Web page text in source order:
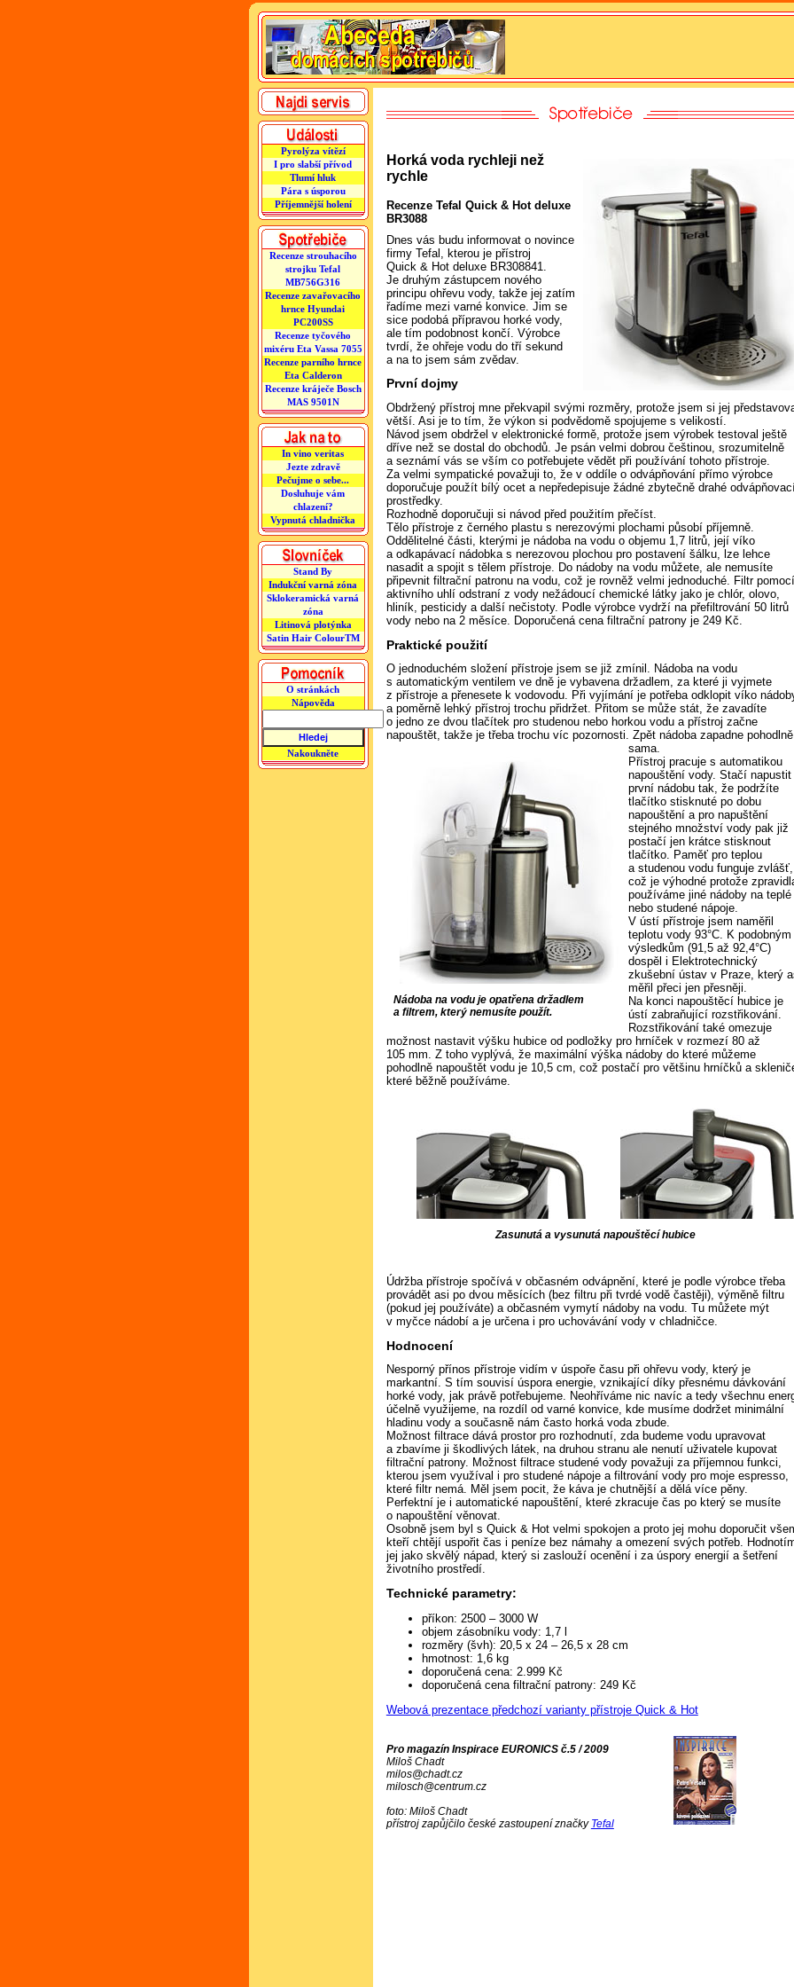
Pyrolýza vítězí
I pro slabší přívod
Tlumí hluk
Pára s úsporou
Příjemnější holení
Recenze strouhacího
strojku Tefal
MB756G316
Recenze zavařovacího
hrnce Hyundai
PC200SS
Recenze tyčového
mixéru Eta Vassa 7055
Recenze parního hrnce
Eta Calderon
Recenze kráječe Bosch
MAS 9501N
In vino veritas
Jezte zdravě
Pečujme o sebe...
Dosluhuje vám
chlazení?
Vypnutá chladnička
Stand By
Indukční varná zóna
Sklokeramická varná
zóna
Litinová plotýnka
Satin Hair ColourTM
O stránkách
Nápověda
Nakoukněte
Horká voda rychleji než
rychle
Recenze Tefal Quick & Hot deluxe
BR3088
Dnes vás budu informovat o novince
firmy Tefal, kterou je přístroj
Quick & Hot deluxe BR308841.
Je druhým zástupcem nového
principu ohřevu vody, takže jej zatím
řadíme mezi varné konvice. Jim se
sice podobá přípravou horké vody,
ale tím podobnost končí. Výrobce
tvrdí, že ohřeje vodu do tří sekund
a na to jsem sám zvědav.
První dojmy
Obdržený přístroj mne překvapil svými rozměry, protože jsem si jej
větší. Asi je to tím, že výkon si podvědomě spojujeme s velikostí.
Návod jsem obdržel v elektronické formě, protože jsem výrobek testoval ještě
dříve než se dostal do obchodů. Je psán velmi dobrou češtinou, srozumitelně
a seznámí vás se vším co potřebujete vědět při používání tohoto přístroje.
Za velmi sympatické považuji to, že v oddíle o odvápňování přímo výrobce
doporučuje použít bílý ocet a nepředepisuje žádné zbytečně drahé
prostředky.
Rozhodně doporučuji si návod před použitím přečíst.
Tělo přístroje z černého plastu s nerezovými plochami působí příjemně.
Oddělitelné části, kterými je nádoba na vodu o objemu 1,7 litrů, její víko
a odkapávací nádobka s nerezovou plochou pro postavení šálku, lze lehce
nasadit a spojit s tělem přístroje. Do nádoby na vodu můžete, ale nemusíte
připevnit filtrační patronu na vodu, což je rovněž velmi jednoduché. Filtr pomocí
aktivního uhlí odstraní z vody nežádoucí chemické látky jako je chlór, olovo,
hliník, pesticidy a další nečistoty. Podle výrobce vydrží na přefiltrování 50 litrů
vody nebo na 2 měsíce. Doporučená cena filtrační patrony je 249 Kč.
Praktické použití
O jednoduchém složení přístroje jsem se již zmínil. Nádoba na vodu
s automatickým ventilem ve dně je vybavena držadlem, za které ji vyjmete
z přístroje a přenesete k vodovodu. Při vyjímání je potřeba odklopit víko
a poměrně lehký přístroj trochu přidržet. Přitom se může stát, že zavadíte
o jedno ze dvou tlačítek pro studenou nebo horkou vodu a přístroj začne
napouštět, takže je třeba trochu víc pozornosti.
Nádoba na vodu je opatřena držadlem
a filtrem, který nemusíte použít.
Zpět nádoba zapadne pohodlně
sama.
Přístroj pracuje s automatikou
napouštění vody. Stačí napustit
první nádobu tak, že podržíte
tlačítko stisknuté po dobu
napouštění a pro napuštění
stejného množství vody pak již
postačí jen krátce stisknout
tlačítko. Paměť pro teplou
a studenou vodu funguje zvlášť,
což je výhodné protože
používáme jiné nádoby na teplé
nebo studené nápoje.
V ústí přístroje jsem naměřil
teplotu vody 93°C. K podobným
výsledkům (91,5 až 92,4°C)
dospěl i Elektrotechnický
zkušební ústav v Praze, který
měřil přeci jen přesněji.
Na konci napouštěcí hubice je
ústí zabraňující rozstřikování.
Rozstřikování také omezuje
možnost nastavit výšku hubice od podložky pro hrníček v rozmezí 80 až
105 mm. Z toho vyplývá, že maximální výška nádoby do které můžeme
pohodlně napouštět vodu je 10,5 cm, což postačí pro většinu hrníčků a
které běžně používáme.
Zasunutá a vysunutá napouštěcí hubice
Údržba přístroje spočívá v občasném odvápnění, které je podle výrobce třeba
provádět asi po dvou měsících (bez filtru při tvrdé vodě častěji), výměně filtru
(pokud jej používáte) a občasném vymytí nádoby na vodu. Tu můžete mýt
v myčce nádobí a je určena i pro uchovávání vody v chladničce.
Hodnocení
Nesporný přínos přístroje vidím v úspoře času při ohřevu vody, který je
markantní. S tím souvisí úspora energie, vznikající díky přesnému dávkování
horké vody, jak právě potřebujeme. Neohříváme nic navíc a tedy všechnu
účelně využijeme, na rozdíl od varné konvice, kde musíme dodržet minimální
hladinu vody a současně nám často horká voda zbude.
Možnost filtrace dává prostor pro rozhodnutí, zda budeme vodu upravovat
a zbavíme ji škodlivých látek, na druhou stranu ale nenutí uživatele kupovat
filtrační patrony. Možnost filtrace studené vody považuji za příjemnou funkci,
kterou jsem využíval i pro studené nápoje a filtrování vody pro moje espresso,
které filtr nemá. Měl jsem pocit, že káva je chutnější a dělá více pěny.
Perfektní je i automatické napouštění, které zkracuje čas po který se musíte
o napouštění věnovat.
Osobně jsem byl s Quick & Hot velmi spokojen a proto jej mohu doporučit
kteří chtějí uspořit čas i peníze bez námahy a omezení svých potřeb.
jej jako skvělý nápad, který si zaslouží ocenění i za úspory energií a šetření
životního prostředí.
Technické parametry:
příkon: 2500 – 3000 W
objem zásobníku vody: 1,7 l
rozměry (švh): 20,5 x 24 – 26,5 x 28 cm
hmotnost: 1,6 kg
doporučená cena: 2.999 Kč
doporučená cena filtrační patrony: 249 Kč
Webová prezentace předchozí varianty přístroje Quick & Hot
Pro magazín Inspirace EURONICS č.5 / 2009
Miloš Chadt
milos@chadt.cz
milosch@centrum.cz
foto: Miloš Chadt
přístroj zapůjčilo české zastoupení značky Tefal